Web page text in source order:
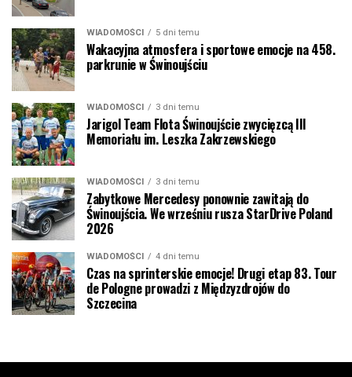
WIADOMOŚCI 5 dni temu
Wakacyjna atmosfera i sportowe emocje na 458.
parkrunie w Świnoujściu
WIADOMOŚCI 3 dni temu
Jarigol Team Flota Świnoujście zwycięzcą III
Memoriału im. Leszka Zakrzewskiego
WIADOMOŚCI 3 dni temu
Zabytkowe Mercedesy ponownie zawitają do
Świnoujścia. We wrześniu rusza StarDrive Poland
2026
WIADOMOŚCI 4 dni temu
Czas na sprinterskie emocje! Drugi etap 83. Tour
de Pologne prowadzi z Międzyzdrojów do
Szczecina